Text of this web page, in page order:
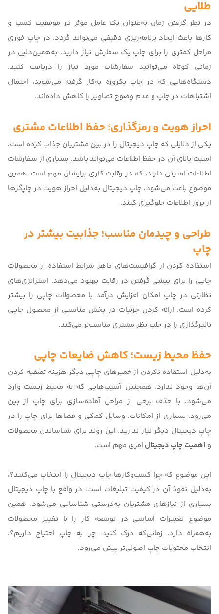
طلایی
در نظر گرفتن زمان به‌عنوان یک عامل موثر در موفقیت کسب و
کارها باعث ایجاد برنامه‌ریزی دقیقی می‌تواند گردد. در چاپ فوری
مراحل کمتری را برای چاپ یک سفارش نیاز دارید. به‌همین‌دلیل در
زمانی کوتاه می‌توانید سفارشات مورد نیاز را دریافت کنید.
دستگاه‌هایی که در چاپ یکروزه به‌کار گرفته می‌شوند، احتمال
اشتباهات در چاپ و عدم وضوح تصاویر را کاهش داده‌اند.
احراز هویت و رمزگذاری؛ حفظ اطلاعات مشتری
یکی از دلایلی که چاپ دیجیتال را در بین مشتریان جذاب کرده است،
امنیت بالای آن در حفظ اطلاعات می‌تواند باشد. بسیاری از سفارشات
اطلاعات امنیتی دارند، که در رقابت کاری برایشان مهم است. همین
موضوع باعث می‌شود، چاپ دیجیتال به‌دلیل احراز هویت در چاپگرها
از بروز اطلاعات جلوگیری کنند.
طراحی و چیدمان مناسب؛ جذابیت بیشتر در
چاپ
استفاده کردن از گرافیست‌های ماهر شرایط استفاده از محصولات
چاپی را برای پیشی گرفتن در رقابت بهبود می‌دهد. استراتژی‌های
نظارتی در چاپ امکان افزایش درآمد با محصولات چاپی را بیشتر
کرده است. ارائه کردن جزئیات در بخش مناسبی از محصول چاپی
تاثیرگذاری را در جلب نظر مشتری مناسب‌تر می‌کند.
حفظ محیط زیست؛ کاهش ضایعات چاپی
به‌دلیل استفاده نکردن از خمیرهای چاپی دیگر هزینه تصفیه کردن
آن‌ها وجود ندارد. همچنین آسیب‌هایی که به محیط زیست وارد
می‌شود، با حذف برخی از مراحل آماده‌سازی برای چاپ از بین
می‌رود. بسیاری از امکانات، وسایل کمکی و فضاها برای چاپ را در
چاپ دیجیتال دیگر نیاز ندارید. این روند برای شناساندن محصولات
و اهمیت چاپ دیجیتال امری مهم است.
این موضوع که چرا کسب‌وکارها چاپ دیجیتال را انتخاب می‌کنند؟،
به‌دلیل نفوذ آن در کیفیت تبلیغات است. در واقع با چاپ دیجیتال
بسیاری از نیازهای مشتریان به‌درستی شناسایی می‌شود. همین
موضوع تغییرات اساسی در توسعه کار را با تغییر محصولات
به‌همراه دارد. زمانی‌که درک کنید، چرا به چاپ احتیاج داریم؟،
انتخاب محتویات چاپ اصولی‌تر پیش می‌رود.